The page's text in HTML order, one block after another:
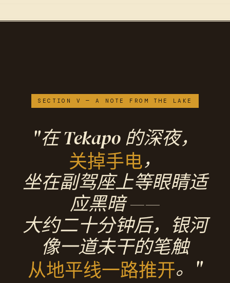
SECTION V — A NOTE FROM THE LAKE
"在 Tekapo 的深夜，
关掉手电，
坐在副驾座上等眼睛适
应黑暗 ——
大约二十分钟后，银河
像一道未干的笔触
从地平线一路推开。"